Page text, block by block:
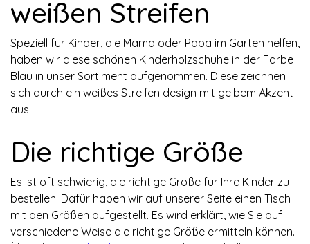
weißen Streifen
Speziell für Kinder, die Mama oder Papa im Garten helfen,
haben wir diese schönen Kinderholzschuhe in der Farbe
Blau in unser Sortiment aufgenommen. Diese zeichnen
sich durch ein weißes Streifen design mit gelbem Akzent
aus.
Die richtige Größe
Es ist oft schwierig, die richtige Größe für Ihre Kinder zu
bestellen. Dafür haben wir auf unserer Seite einen Tisch
mit den Größen aufgestellt. Es wird erklärt, wie Sie auf
verschiedene Weise die richtige Größe ermitteln können.